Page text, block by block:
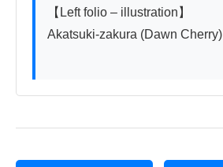
【Left folio – illustration】
Akatsuki-zakura (Dawn Cherry)